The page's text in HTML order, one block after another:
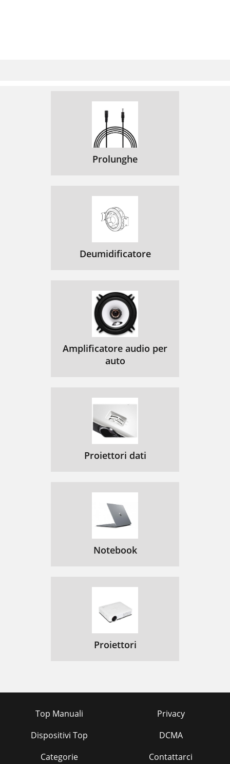
Prolunghe
Deumidificatore
Amplificatore audio per
auto
Proiettori dati
Notebook
Proiettori
Top Manuali
Dispositivi Top
Categorie
Privacy
DCMA
Contattarci